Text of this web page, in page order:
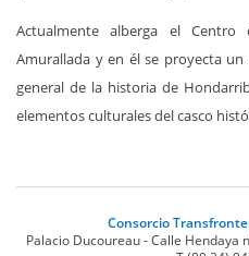
Actualmente alberga el
Amurallada y en él se proyecta
general de la historia de
elementos culturales del casco
Consorcio
Palacio Ducoureau - Calle Hendaya